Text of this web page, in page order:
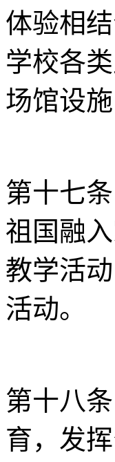
体验相
学校各
场馆设
第十七
祖国融
教学活
活动。
第十八
育，发